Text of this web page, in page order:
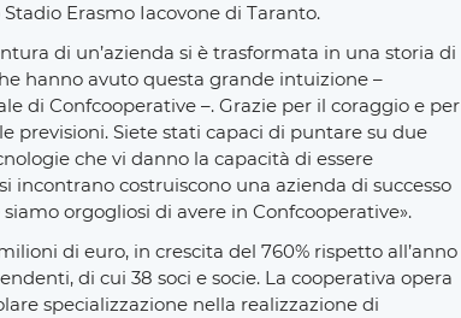
Erasmo Iacovone di Taranto.
di un’azienda si è trasformata in una storia di
hanno avuto questa grande intuizione –
di Confcooperative –. Grazie per il coraggio e per
previsioni. Siete stati capaci di puntare su due
che vi danno la capacità di essere
costruiscono una azienda di successo
orgogliosi di avere in Confcooperative».
di euro, in crescita del 760% rispetto all’anno
di cui 38 soci e socie. La cooperativa opera
specializzazione nella realizzazione di